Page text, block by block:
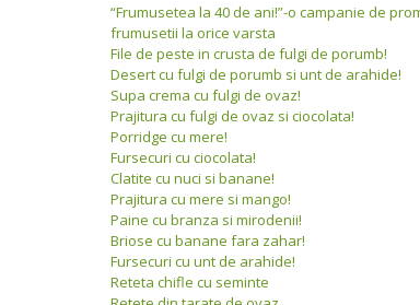
“Frumusetea la 40 de ani!”-o campanie de
frumusetii la orice varsta
File de peste in crusta de fulgi de porumb!
Desert cu fulgi de porumb si unt de arahide!
Supa crema cu fulgi de ovaz!
Prajitura cu fulgi de ovaz si ciocolata!
Porridge cu mere!
Fursecuri cu ciocolata!
Clatite cu nuci si banane!
Prajitura cu mere si mango!
Paine cu branza si mirodenii!
Briose cu banane fara zahar!
Fursecuri cu unt de arahide!
Reteta chifle cu seminte